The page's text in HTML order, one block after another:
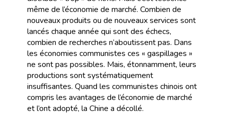
même de l’économie de marché. Combien de
nouveaux produits ou de nouveaux services sont
lancés chaque année qui sont des échecs,
combien de recherches n’aboutissent pas. Dans
les économies communistes ces « gaspillages »
ne sont pas possibles. Mais, étonnamment, leurs
productions sont systématiquement
insuffisantes. Quand les communistes chinois ont
compris les avantages de l’économie de marché
et l’ont adopté, la Chine a décollé.